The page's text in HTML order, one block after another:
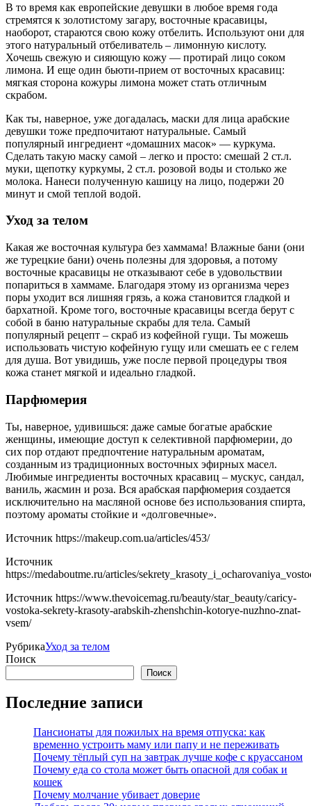
В то время как европейские девушки в любое время года
стремятся к золотистому загару, восточные красавицы,
наоборот, стараются свою кожу отбелить. Используют они для
этого натуральный отбеливатель – лимонную кислоту.
Хочешь свежую и сияющую кожу — протирай лицо соком
лимона. И еще один бьюти-прием от восточных красавиц:
мягкая сторона кожуры лимона может стать отличным
скрабом.
Как ты, наверное, уже догадалась, маски для лица арабские
девушки тоже предпочитают натуральные. Самый
популярный ингредиент «домашних масок» — куркума.
Сделать такую маску самой – легко и просто: смешай 2 ст.л.
муки, щепотку куркумы, 2 ст.л. розовой воды и столько же
молока. Нанеси полученную кашицу на лицо, подержи 20
минут и смой теплой водой.
Уход за телом
Какая же восточная культура без хаммама! Влажные бани (они
же турецкие бани) очень полезны для здоровья, а потому
восточные красавицы не отказывают себе в удовольствии
попариться в хаммаме. Благодаря этому из организма через
поры уходит вся лишняя грязь, а кожа становится гладкой и
бархатной. Кроме того, восточные красавицы всегда берут с
собой в баню натуральные скрабы для тела. Самый
популярный рецепт – скраб из кофейной гущи. Ты можешь
использовать чистую кофейную гущу или смешать ее с гелем
для душа. Вот увидишь, уже после первой процедуры твоя
кожа станет мягкой и идеально гладкой.
Парфюмерия
Ты, наверное, удивишься: даже самые богатые арабские
женщины, имеющие доступ к селективной парфюмерии, до
сих пор отдают предпочтение натуральным ароматам,
созданным из традиционных восточных эфирных масел.
Любимые ингредиенты восточных красавиц – мускус, сандал,
ваниль, жасмин и роза. Вся арабская парфюмерия создается
исключительно на масляной основе без использования спирта,
поэтому ароматы стойкие и «долговечные».
Источник https://makeup.com.ua/articles/453/
Источник
https://medaboutme.ru/articles/
Источник https://www.thevoicemag.ru/beauty/star_beauty/caricy-
vostoka-sekrety-krasoty-arabskih-zhenshchin-kotorye-nuzhno-znat-
vsem/
РубрикаУход за телом
Поиск
Поиск
Последние записи
Пансионаты для пожилых на время отпуска: как
временно устроить маму или папу и не переживать
Почему тёплый суп на завтрак лучше кофе с круассаном
Почему еда со стола может быть опасной для собак и
кошек
Почему молчание убивает доверие